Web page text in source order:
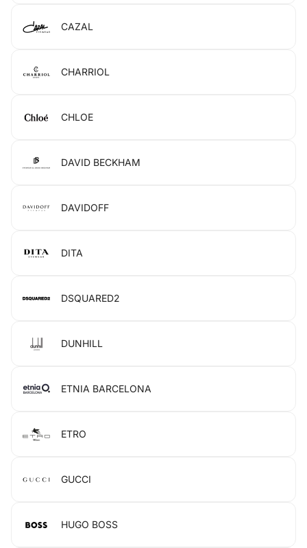
CAZAL
CHARRIOL
CHLOE
DAVID BECKHAM
DAVIDOFF
DITA
DSQUARED2
DUNHILL
ETNIA BARCELONA
ETRO
GUCCI
HUGO BOSS